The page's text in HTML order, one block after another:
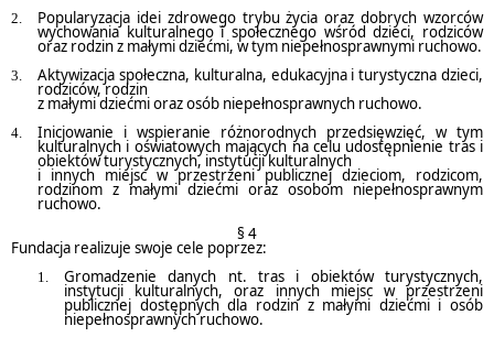
Popularyzacja idei zdrowego trybu życia oraz dobrych wzorców
wychowania kulturalnego i społecznego wśród dzieci, rodziców
oraz rodzin z małymi dziećmi, w tym niepełnosprawnymi ruchowo.
Aktywizacja społeczna, kulturalna, edukacyjna i turystyczna dzieci,
rodziców, rodzin
z małymi dziećmi oraz osób niepełnosprawnych ruchowo.
Inicjowanie i wspieranie różnorodnych przedsięwzięć, w tym
kulturalnych i oświatowych mających na celu udostępnienie tras i
obiektów turystycznych, instytucji kulturalnych
i innych miejsc w przestrzeni publicznej dzieciom, rodzicom,
rodzinom z małymi dziećmi oraz osobom niepełnosprawnym
ruchowo.
§ 4
Fundacja realizuje swoje cele poprzez:
Gromadzenie danych nt. tras i obiektów turystycznych,
instytucji kulturalnych, oraz innych miejsc w przestrzeni
publicznej dostępnych dla rodzin z małymi dziećmi i osób
niepełnosprawnych ruchowo.